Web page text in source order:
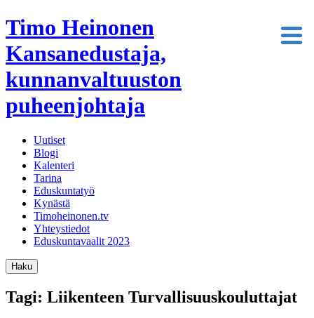
Timo Heinonen
Kansanedustaja,
kunnanvaltuuston
puheenjohtaja
Uutiset
Blogi
Kalenteri
Tarina
Eduskuntatyö
Kynästä
Timoheinonen.tv
Yhteystiedot
Eduskuntavaalit 2023
Haku
Tagi: Liikenteen Turvallisuuskouluttajat